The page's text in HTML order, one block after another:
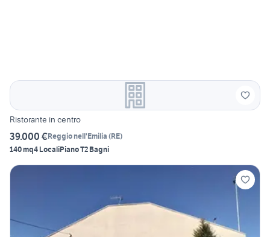
Ristorante in centro
39.000 €Reggio nell'Emilia (RE)
140 mq4 LocaliPiano T2 Bagni